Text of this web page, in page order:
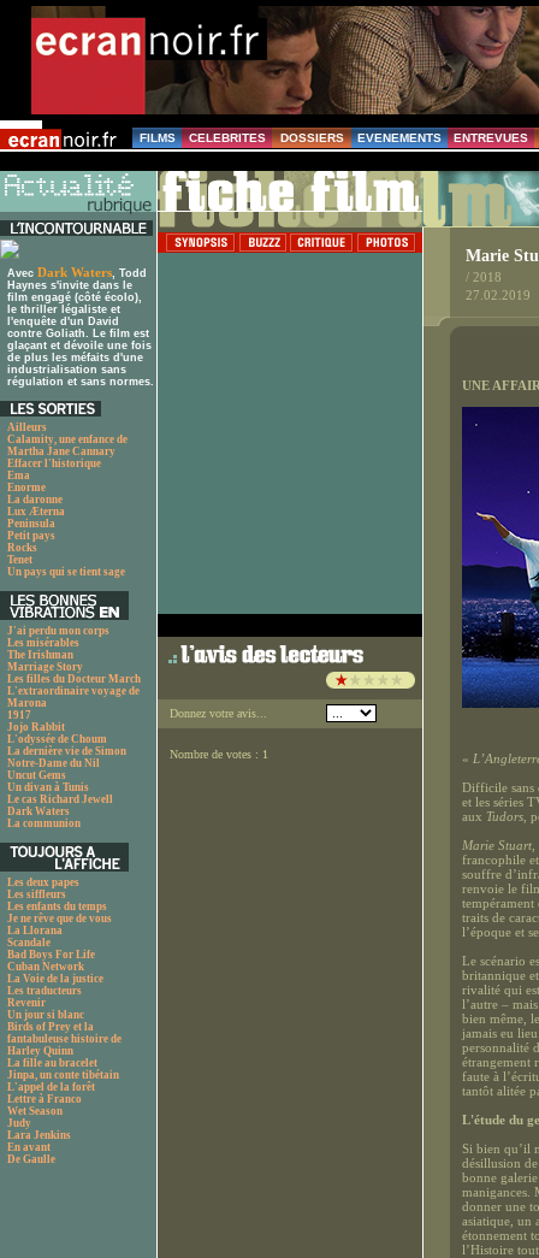
FILMS CELEBRITES DOSSIERS EVENEMENTS ENTREVUES
Avec Dark Waters, Todd
Haynes s'invite dans le
film engagé (côté écolo),
le thriller légaliste et
l'enquête d'un David
contre Goliath. Le film est
glaçant et dévoile une fois
de plus les méfaits d'une
industrialisation sans
régulation et sans normes.
Ailleurs
Calamity, une enfance de
Martha Jane Cannary
Effacer l'historique
Ema
Enorme
La daronne
Lux Æterna
Peninsula
Petit pays
Rocks
Tenet
Un pays qui se tient sage
J'ai perdu mon corps
Les misérables
The Irishman
Marriage Story
Les filles du Docteur March
L'extraordinaire voyage de
Marona
1917
Jojo Rabbit
L'odyssée de Choum
La dernière vie de Simon
Notre-Dame du Nil
Uncut Gems
Un divan à Tunis
Le cas Richard Jewell
Dark Waters
La communion
Les deux papes
Les siffleurs
Les enfants du temps
Je ne rêve que de vous
La Llorana
Scandale
Bad Boys For Life
Cuban Network
La Voie de la justice
Les traducteurs
Revenir
Un jour si blanc
Birds of Prey et la
fantabuleuse histoire de
Harley Quinn
La fille au bracelet
Jinpa, un conte tibétain
L'appel de la forêt
Lettre à Franco
Wet Season
Judy
Lara Jenkins
En avant
De Gaulle
Donnez votre avis...
Nombre de votes : 1
Marie
/ 2018
27.02.2019
UNE
«
Difficile sans
et les séries
aux Tudors ,
Marie Stuart,
francophile
souffre
renvoie le
tempérament
traits de
l’époque et
Le scénario
britannique et
rivalité qui
l’autre –
bien même,
jamais eu
personnalité
étrangement
faute à
tantôt alitée
L'étude du
Si bien qu’il
désillusion
bonne
manigances.
donner une
asiatique, un
étonnement
l’Histoire